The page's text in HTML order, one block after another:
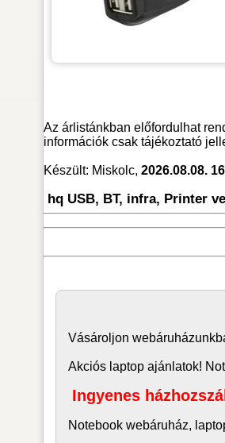
Az árlistánkban előfordulhat
információk csak tájékoztató
Készült: Miskolc, 2026.08.08.
hq USB, BT, infra, Printer
Vásároljon webáruház
Akciós laptop ajánlatok!
Ingyenes
Notebook webáruház,